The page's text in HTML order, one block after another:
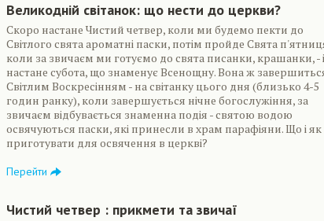
Великодній світанок: що нести до церкви?
Скоро настане Чистий четвер, коли ми будемо пекти до
Світлого свята ароматні паски, потім пройде Свята
коли за звичаєм ми готуємо до свята писанки, крашанки, - і
настане субота, що знаменує Всенощну. Вона ж
Світлим Воскресінням - на світанку цього дня (близько 4-5
годин ранку), коли завершується нічне богослужіння, за
звичаєм відбувається знаменна подія - святою водою
освячуються паски, які принесли в храм парафіяни. Що і як
приготувати для освячення в церкві?
Перейти
Чистий четвер : прикмети та звичаї